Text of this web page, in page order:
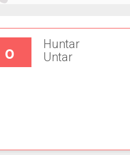
Huntar
o Untar